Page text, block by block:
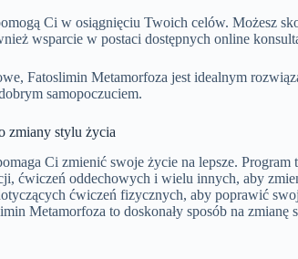
Ci w osiągnięciu Twoich celów.
wsparcie w postaci dostępnych online
Fatoslimin Metamorfoza jest idealnym
samopoczuciem.
zmiany stylu życia
Ci zmienić swoje życie na lepsze.
ćwiczeń oddechowych i wielu innych, aby
ćwiczeń fizycznych, aby poprawić
Metamorfoza to doskonały sposób na zmianę